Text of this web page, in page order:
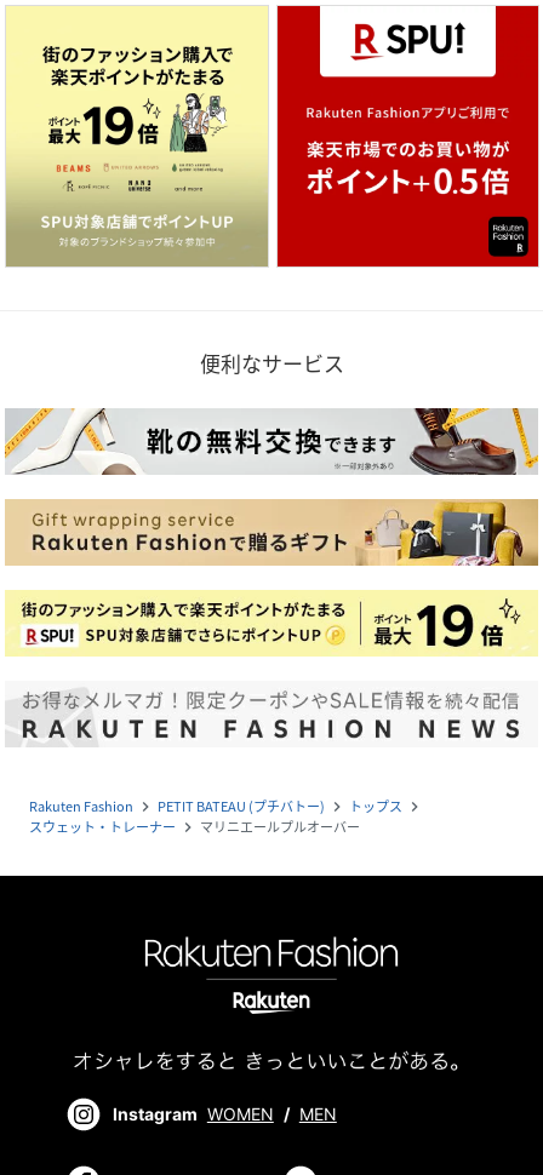
便利なサービス
Rakuten Fashion navigate_next PETIT BATEAU (プチバトー) navigate_next トップス navigate_next
スウェット・トレーナー navigate_next マリニエールプルオーバー
Instagram WOMEN / MEN